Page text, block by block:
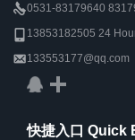
0531-83179640
13853182505 24
133553177@qq.com
快捷入口 Quick